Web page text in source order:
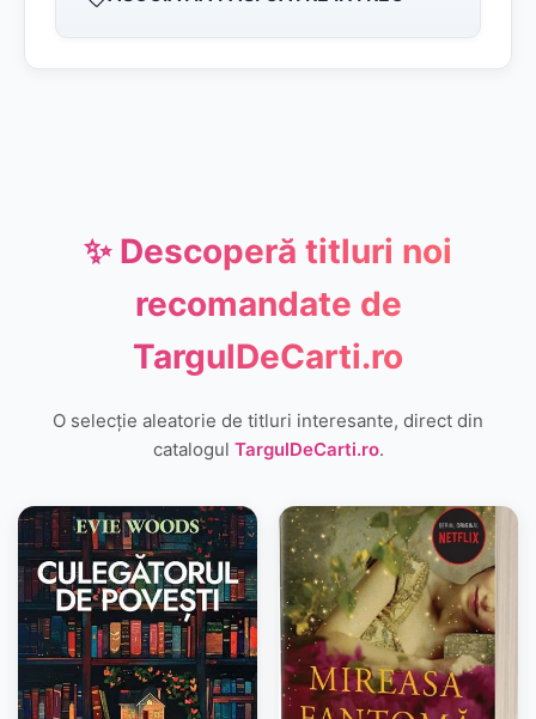
✨ Descoperă titluri noi
recomandate de
TargulDeCarti.ro
O selecție aleatorie de titluri interesante, direct din
catalogul TargulDeCarti.ro.